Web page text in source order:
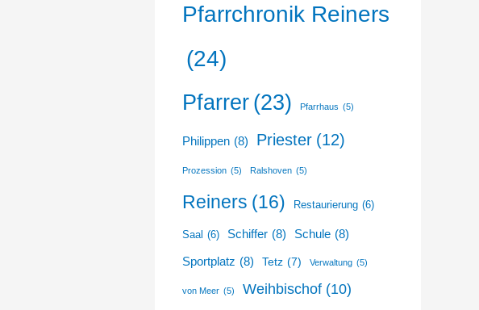
Pfarrchronik Reiners
(24)
Pfarrer(23) Pfarrhaus (5)
Philippen (8) Priester (12)
Prozession (5) Ralshoven (5)
Reiners (16) Restaurierung (6)
Saal (6) Schiffer (8) Schule (8)
Sportplatz (8) Tetz (7) Verwaltung (5)
von Meer (5) Weihbischof (10)